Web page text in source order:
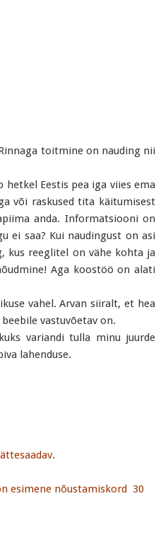
toitmine on nauding nii
Eestis pea iga viies ema
või raskused tita käitumisest
anda. Informatsiooni on
ei saa? Kui naudingust on asi
kus reeglitel on vähe kohta ja
Aga koostöö on alati
vahel. Arvan siiralt, et hea
vastuvõetav on.
variandi tulla minu juurde
lahenduse.
esimene nõustamiskord 30